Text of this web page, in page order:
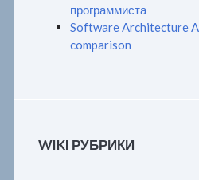
программиста
Software Architecture
comparison
WIKI РУБРИКИ